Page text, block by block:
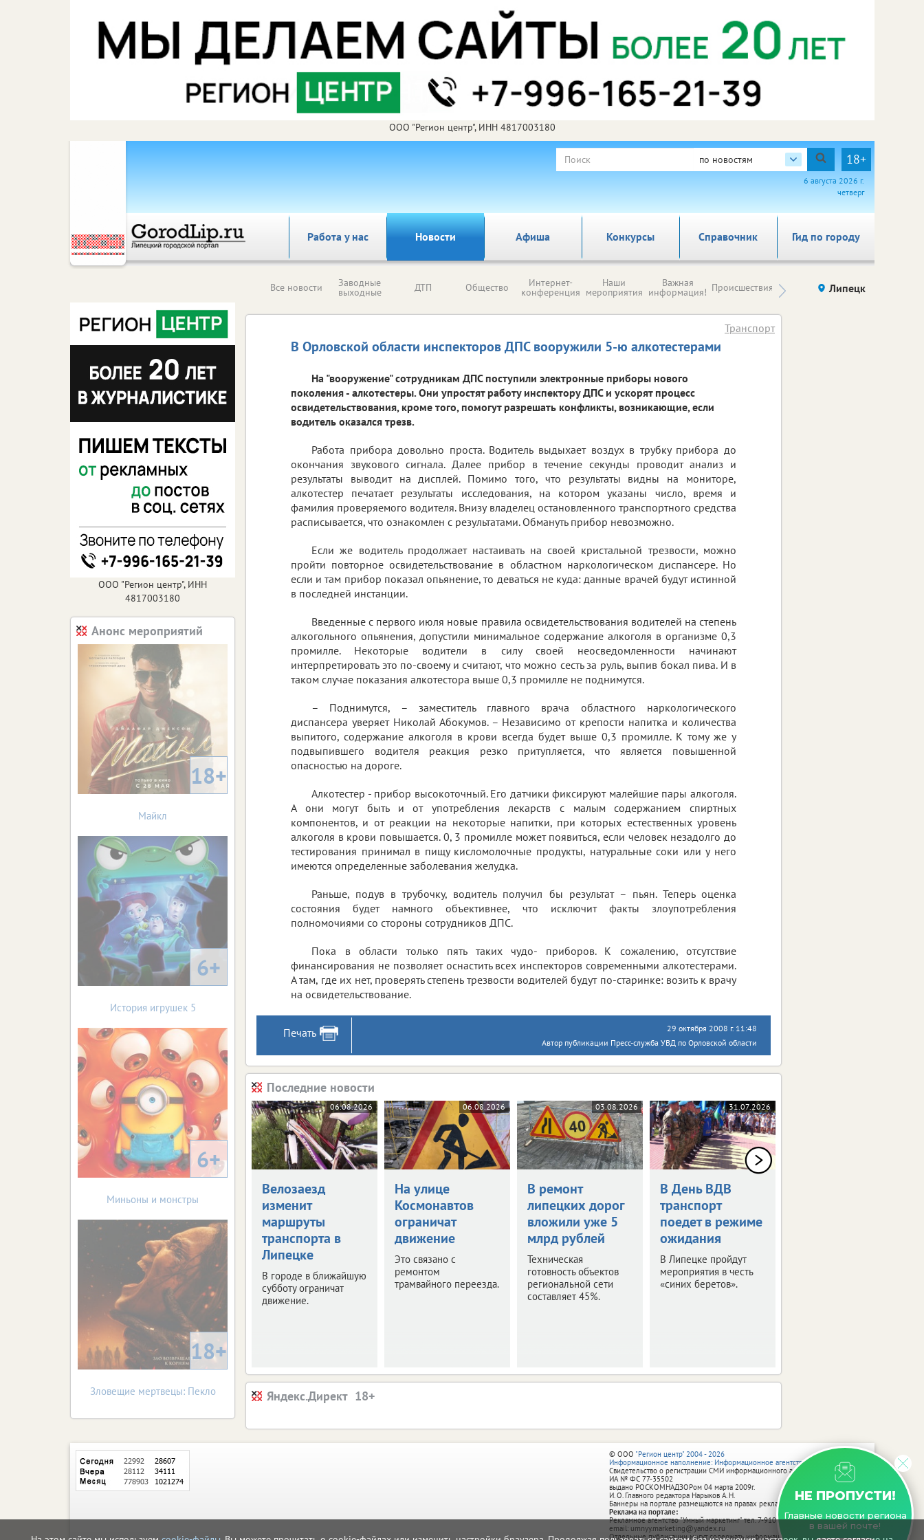
ООО "Регион центр", ИНН 4817003180
по новостям 18+
6 августа 2026 г.
четверг
Работа у нас Новости Афиша Справочник Гид по городу
Конкурсы
Все новости Заводные
выходные ДТП Общество Интернет-
конференция
Наши
мероприятия
Важная
информация! Происшествия Здоровье компаний (на
правах
Липецк
В Орловской области инспекторов ДПС вооружили 5-ю алкотестерами
Транспорт
На "вооружение" сотрудникам ДПС поступили электронные приборы нового
поколения - алкотестеры. Они упростят работу инспектору ДПС и ускорят процесс
освидетельствования, кроме того, помогут разрешать конфликты, возникающие, если
водитель оказался трезв.
Работа прибора довольно проста. Водитель выдыхает воздух в трубку прибора до
окончания звукового сигнала. Далее прибор в течение секунды проводит анализ и
результаты выводит на дисплей. Помимо того, что результаты видны на мониторе,
алкотестер печатает результаты исследования, на котором указаны число, время и
фамилия проверяемого водителя. Внизу владелец остановленного транспортного средства
расписывается, что ознакомлен с результатами. Обмануть прибор невозможно.
Если же водитель продолжает настаивать на своей кристальной трезвости, можно
пройти повторное освидетельствование в областном наркологическом диспансере. Но
если и там прибор показал опьянение, то деваться не куда: данные врачей будут истинной
в последней инстанции.
Введенные с первого июля новые правила освидетельствования водителей на степень
алкогольного опьянения, допустили минимальное содержание алкоголя в организме 0,3
промилле. Некоторые водители в силу своей неосведомленности начинают
интерпретировать это по-своему и считают, что можно сесть за руль, выпив бокал пива. И в
таком случае показания алкотестора выше 0,3 промилле не поднимутся.
– Поднимутся, – заместитель главного врача областного наркологического
диспансера уверяет Николай Абокумов. – Независимо от крепости напитка и количества
выпитого, содержание алкоголя в крови всегда будет выше 0,3 промилле. К тому же у
подвыпившего водителя реакция резко притупляется, что является повышенной
опасностью на дороге.
Алкотестер - прибор высокоточный. Его датчики фиксируют малейшие пары алкоголя.
А они могут быть и от употребления лекарств с малым содержанием спиртных
компонентов, и от реакции на некоторые напитки, при которых естественных уровень
алкоголя в крови повышается. 0, 3 промилле может появиться, если человек незадолго до
тестирования принимал в пищу кисломолочные продукты, натуральные соки или у него
имеются определенные заболевания желудка.
Раньше, подув в трубочку, водитель получил бы результат – пьян. Теперь оценка
состояния будет намного объективнее, что исключит факты злоупотребления
полномочиями со стороны сотрудников ДПС.
Пока в области только пять таких чудо- приборов. К сожалению, отсутствие
финансирования не позволяет оснастить всех инспекторов современными алкотестерами.
А там, где их нет, проверять степень трезвости водителей будут по-старинке: возить к врачу
на освидетельствование.
Печать
29 октября 2008 г. 11:48
Автор публикации Пресс-служба УВД по Орловской области
Последние новости
06.08.2026
Велозаезд
изменит
маршруты
транспорта в
Липецке
В городе в ближайшую
субботу ограничат
движение.
06.08.2026
На улице
Космонавтов
ограничат
движение
Это связано с
ремонтом
трамвайного переезда.
03.08.2026
В ремонт
липецких дорог
вложили уже 5
млрд рублей
Техническая
готовность объектов
региональной сети
составляет 45%.
31.07.2026
В День ВДВ
транспорт
поедет в режиме
ожидания
В Липецке пройдут
мероприятия в честь
«синих беретов».
Яндекс.Директ
ООО "Регион центр", ИНН
4817003180
Анонс мероприятий
18+
Майкл
6+
История игрушек 5
6+
Миньоны и монстры
18+
Зловещие мертвецы: Пекло
НЕ ПРОПУСТИ!
Главные новости региона
в вашей почте!
© ООО "Регион центр" 2004 - 2026
Информационное наполнение: Информационное агентство vRossii.ru
Свидетельство о регистрации СМИ информационного агентства vRossii.ru
ИА № ФС 77‑35502
выдано РОСКОМНАДЗОРом 04 марта 2009г.
И. О. Главного редактора Нарыков А. Н.
Баннеры на портале размещаются на правах рекламы.
Реклама на портале:
Рекламное агентство "Умный маркетинг" тел. 7-910-267-70-40,
email: umnyy.marketing@yandex.ru
Отдельные публикации могут содержать информацию, не предназначенную